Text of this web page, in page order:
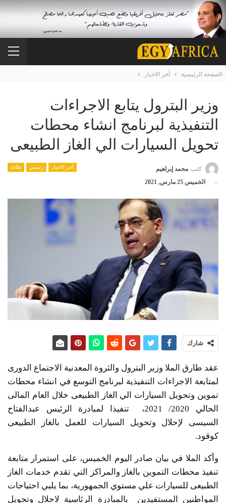
الصفحة الرئيسية آخر الاخبار
وزير البترول يتابع الاجراءات
التنفيذية لبرنامج انشاء محطات
تحويل السيارات الي الغاز الطبيعى
آخر الاخبار رئيسي طاقة كتب محمد إبراهيم
الخميس 25 مارس, 2021
شارك
عقد طارق الملا وزير البترول والثروة المعدنية الاجتماع الدورى
لمتابعة الاجراءات التنفيذية لبرنامج التوسع في انشاء محطات
تموين وتحويل السيارات الي الغاز الطبيعى خلال العام المالى
الحالي 2020/ 2021، تنفيذا لمبادرة الرئيس عبدالفتاح
السيسى لإحلال وتحويل السيارات للعمل بالغاز الطبيعى
كوقود.
وأكد الملا في بيان صادر اليوم الخميس، على استمرار متابعة
تنفيذ محطات التموين بالغاز والمراكز التي تقدم خدمات الغاز
الطبيعى للسيارات علي مستوي الجمهورية، بما يلبي احتياجات
المواطنين المستفيدين بالمبادرة الرئاسية لاحلال وتحويل